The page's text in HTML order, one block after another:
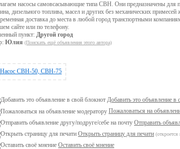
насосы самовсасывающие типа СВН. Они предназначены для
дизельного топлива, масел и других без механических
доставка до места в любой город транспортными
сайте или по телефону.
пункт: Другой город
Юлия (Поискать ещё объявления этого автора)
Добавить это объявление в
Пожаловаться на
Отправить
Открыть страницу для печати
Оставить своё мнение